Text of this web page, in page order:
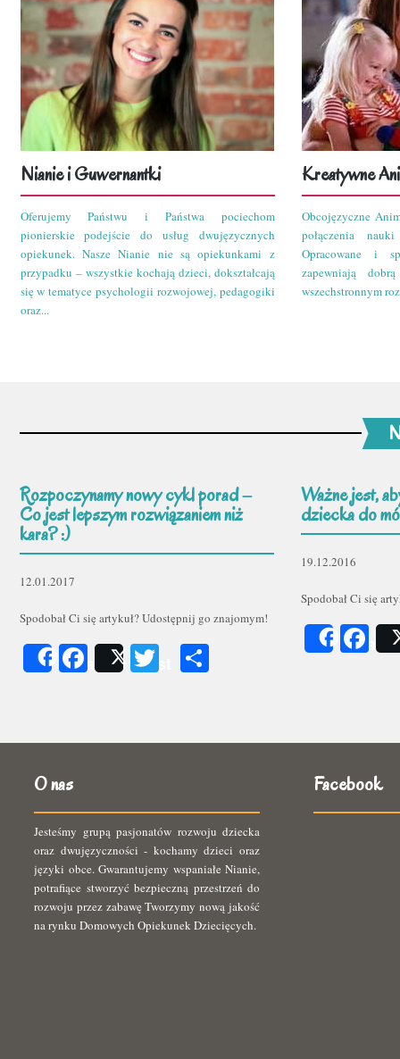
Nianie i Guwernantki
Oferujemy Państwu i Państwa pociechom
pionierskie podejście do usług dwujęzycznych
opiekunek. Nasze Nianie nie są opiekunkami z
przypadku – wszystkie kochają dzieci, dokształcają
się w tematyce psychologii rozwojowej, pedagogiki
oraz...
Kreatywne
Obcojęzyczne
połączenia
Opracowane i
zapewniają
wszechstronnym
Rozpoczynamy nowy cykl porad –
Co jest lepszym rozwiązaniem niż
kara? :)
12.01.2017
Spodobał Ci się artykuł? Udostępnij go znajomym!
ShareFacebook
Post Twitter
Ważne jest,
dziecka do
19.12.2016
Spodobał Ci się
Share
O nas
Jesteśmy grupą pasjonatów rozwoju dziecka
oraz dwujęzyczności - kochamy dzieci oraz
języki obce. Gwarantujemy wspaniałe Nianie,
potrafiące stworzyć bezpieczną przestrzeń do
rozwoju przez zabawę Tworzymy nową jakość
na rynku Domowych Opiekunek Dziecięcych.
Facebook